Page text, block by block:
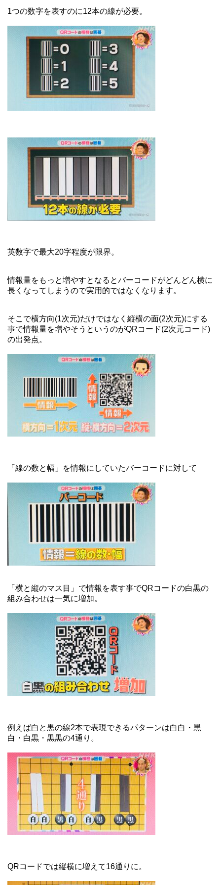
1つの数字を表すのに12本の線が必要。
英数字で最大20字程度が限界。
情報量をもっと増やすとなるとバーコードがどんどん横に
長くなってしまうので実用的ではなくなります。
そこで横方向(1次元)だけではなく縦横の面(2次元)にする
事で情報量を増やそうというのがQRコード(2次元コード)
の出発点。
「線の数と幅」を情報にしていたバーコードに対して
「横と縦のマス目」で情報を表す事でQRコードの白黒の
組み合わせは一気に増加。
例えば白と黒の線2本で表現できるパターンは白白・黒
白・白黒・黒黒の4通り。
QRコードでは縦横に増えて16通りに。